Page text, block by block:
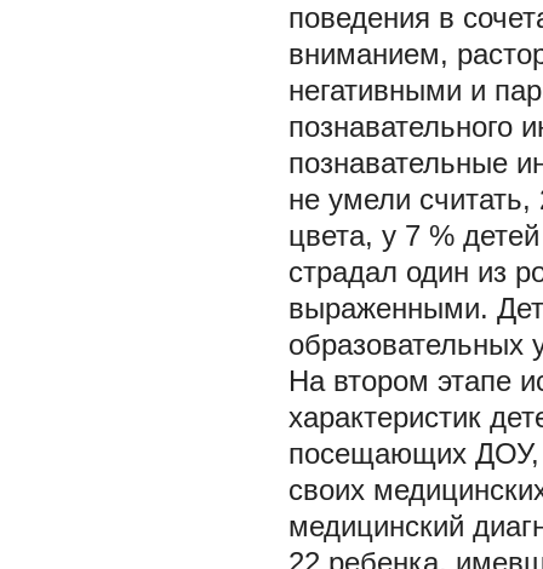
поведения в
вниманием,
негативными и
познавательного
познавательные
не умели
цвета, у 7 %
страдал один из
выраженными.
образовательных
На втором этапе
характеристик
посещающих ДОУ,
своих
медицинский
22 ребенка,